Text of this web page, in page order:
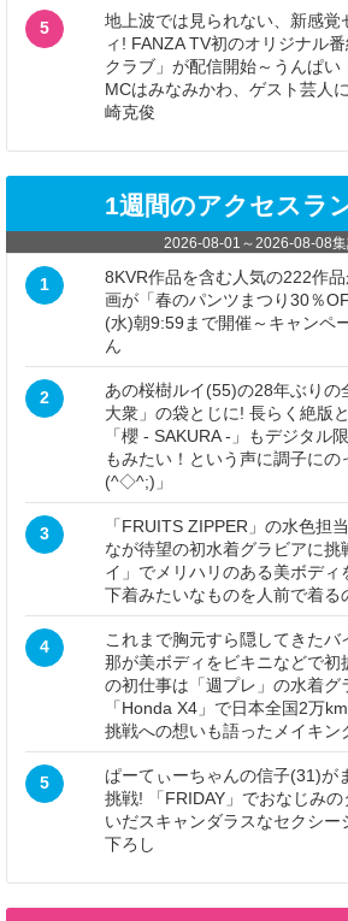
5
地上波では見られない、新感覚
ィ! FANZA TV初のオリジナル
クラブ」が配信開始～うんぱい
MCはみなみかわ、ゲスト芸人
崎克俊
1週間のアクセスラ
2026-08-01 ～2026-08-08
1
8KVR作品を含む人気の222作
画が「春のパンツまつり30％
(水)朝9:59まで開催～キャンペ
ん
2
あの桜樹ルイ(55)の28年ぶりの
大衆」の袋とじに! 長らく絶版
「櫻 - SAKURA -」もデジタル
もみたい！という声に調子にの
(^◇^;)」
3
「FRUITS ZIPPER」の水色担
なが待望の初水着グラビアに挑
イ」でメリハリのある美ボデ
下着みたいなものを人前で着る
4
これまで胸元すら隠してきた
那が美ボディをビキニなどで初
の初仕事は「週プレ」の水着グ
「Honda X4」で日本全国2万
挑戦への想いも語ったメイキン
5
ぱーてぃーちゃんの信子(31)が
挑戦! 「FRIDAY」でおなじみ
いだスキャンダラスなセクシー
下ろし